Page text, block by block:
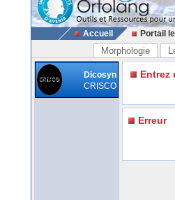
Accueil Portail
Morphologie
Dicosyn
CRISCO
Entrez
Erreur